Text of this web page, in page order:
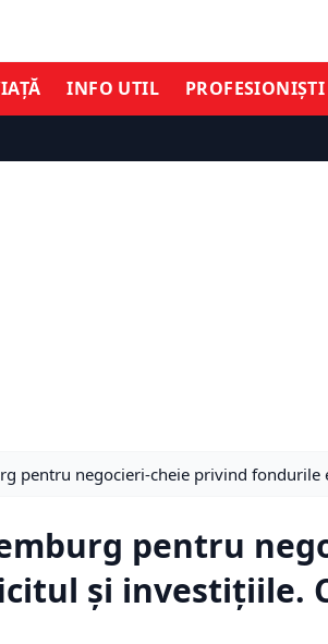
INFO UTIL PROFESIONIȘTI
pentru negocieri-cheie privind fondurile
pentru
și investițiile.